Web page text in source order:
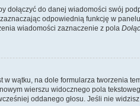
dołączyć do danej wiadomości swój
odpowiednią funkcję w
wiadomości zaznaczenie z pola
wątku, na dole formularza tworzenia
wierszu widocznego pola
oddanego głosu. Jeśli nie